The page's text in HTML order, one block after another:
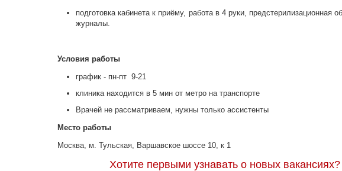
подготовка кабинета к приёму, работа в 4 руки, предстерилизационная
журналы.
Условия работы
график - пн-пт 9-21
клиника находится в 5 мин от метро на транспорте
Врачей не рассматриваем, нужны только ассистенты
Место работы
Москва, м. Тульская, Варшавское шоссе 10, к 1
Хотите первыми узнавать о новых